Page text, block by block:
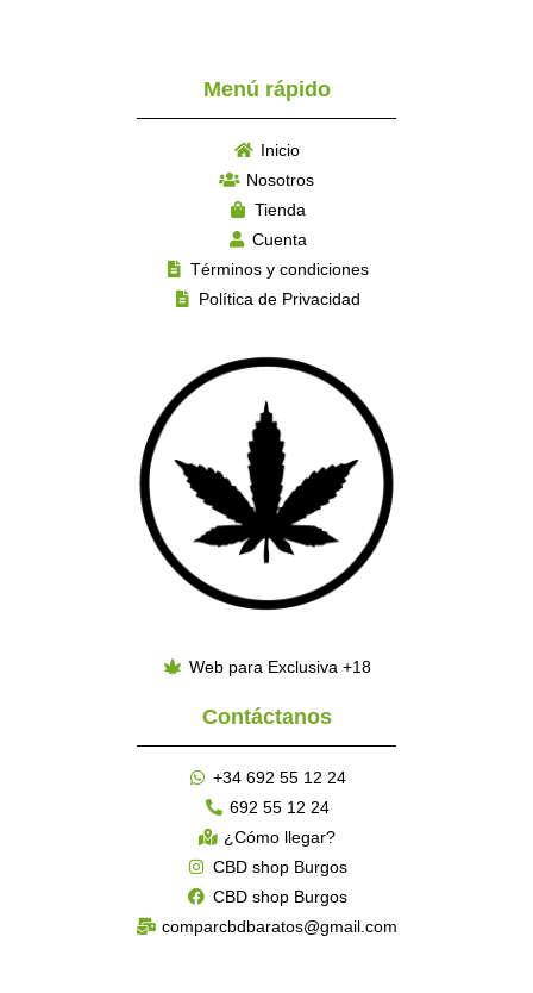
Menú rápido
Inicio
Nosotros
Tienda
Cuenta
Términos y condiciones
Política de Privacidad
Web para Exclusiva +18
Contáctanos
+34 692 55 12 24
692 55 12 24
¿Cómo llegar?
CBD shop Burgos
CBD shop Burgos
comparcbdbaratos@gmail.com